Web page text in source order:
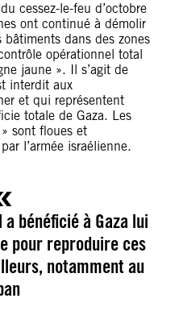
cessez-le-feu d’octobre
ont continué à démolir
bâtiments dans des zones
opérationnel total
jaune ». Il s’agit de
interdit aux
et qui représentent
totale de Gaza. Les
sont floues et
l’armée israélienne.
bénéficié à Gaza lui
pour reproduire ces
notamment au